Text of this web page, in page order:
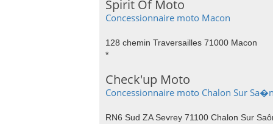
Spirit Of Moto
Concessionnaire moto Macon
128 chemin Traversailles 71000 Macon
*
Check'up Moto
Concessionnaire moto Chalon Sur
RN6 Sud ZA Sevrey 71100 Chalon Sur